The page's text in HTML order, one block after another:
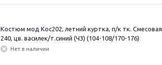
Костюм мод Кос202, летний куртка, п/к тк. Смесовая
240, цв. василек/т.синий (ЧЗ) (104-108/170-176)
Нет в наличии